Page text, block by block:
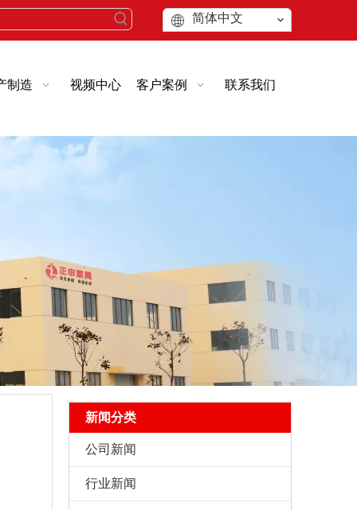
简体中文
制造 视频中心 客户案例 联系我们
新闻分类
公司新闻
行业新闻